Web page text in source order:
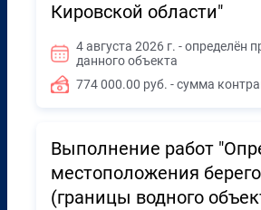
Кировской области"
4 августа 2026 г. - определён
данного объекта
774 000.00 руб. - сумма
Выполнение работ
местоположения
(границы водного